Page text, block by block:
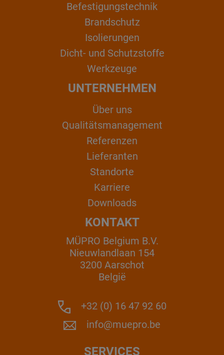
Befestigungstechnik
Brandschutz
Isolierungen
Dicht- und Schutzstoffe
Werkzeuge
UNTERNEHMEN
Über uns
Qualitätsmanagement
Referenzen
Lieferanten
Standorte
Karriere
Downloads
KONTAKT
MÜPRO Belgium B.V.
Nieuwlandlaan 154
3200 Aarschot
België
+32 (0) 16 47 92 60
info@muepro.be
SERVICES